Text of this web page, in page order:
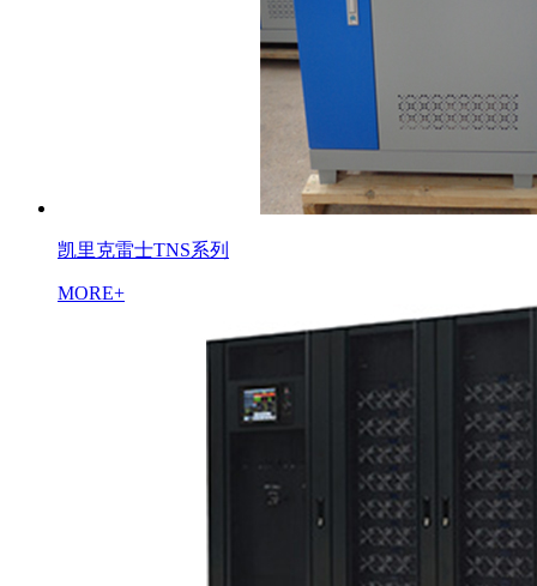
凯里克雷士TNS系列
MORE+